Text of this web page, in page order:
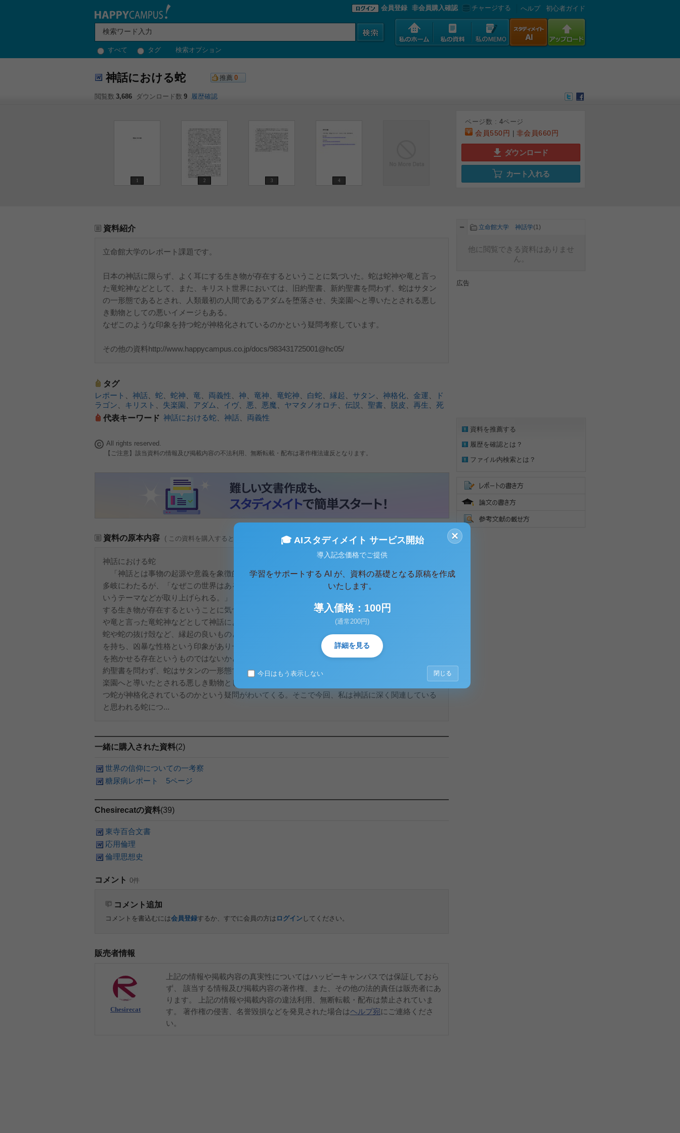
すべて タグ 検索オプション
会員登録 非会員購入確認 チャージする へルプ 初心者ガイド
神話における蛇 推薦 0
閲覧数 3,686 ダウンロード数 9 履歴確認
1 2 3 4
ページ数 : 4ページ
会員550円 非会員660円
ダウンロード
カート入れる
資料紹介
立命館大学のレポート課題です。
日本の神話に限らず、よく耳にする生き物が存在するということに気づいた。蛇は蛇神や竜と言っ
た竜蛇神などとして、また、キリスト世界においては、旧約聖書、新約聖書を問わず、蛇はサタン
の一形態であるとされ、人類最初の人間であるアダムを堕落させ、失楽園へと導いたとされる悪し
き動物としての悪いイメージもある。
なぜこのような印象を持つ蛇が神格化されているのかという疑問考察しています。
その他の資料http://www.happycampus.co.jp/docs/983431725001@hc05/
タグ
レポート
神話 蛇 蛇神 竜 両義性 神 竜神 竜蛇神 白蛇 縁起 サタン 神格化 金運
ド
ラゴン
キリスト 失楽園 アダム イヴ、 悪 悪魔 ヤマタノオロチ 伝説 聖書 脱皮 再生
死
代表キーワード 神話における蛇 神話 両義性
All rights reserved.
【ご注意】該当資料の情報及び掲載内容の不法利用、無断転載・配布は著作権法違反となります。
資料の原本内容 ( この資料を購入すると、テキストデータがみえます。 )
神話における蛇
「神話とは事物の起源や意義を象徴的に述べる説話であり、日常の習慣から国家までその対象は
多岐にわたるが、「なぜこの世界はあるのか」、「なぜ人がいるのか」、「なぜ人は死ぬのか」と
いうテーマなどが取り上げられる。」（引用）そしてこの神話には日本の神話に限らず、よく耳に
する生き物が存在するということに気づいた。私が気づいた生き物というのは蛇である。蛇は蛇神
や竜と言った竜蛇神などとして神話によく登場してくる。蛇とは昔から蛇神として考えられる白い
蛇や蛇の抜け殻など、縁起の良いものとしての蛇というものも存在するが、蛇といえば長い体に毒
を持ち、凶暴な性格という印象があり一般的な印象として、あまり良い印象はなく、人に畏敬の念
を抱かせる存在というものではないかと思われる。また、キリスト世界においては、旧約聖書、新
約聖書を問わず、蛇はサタンの一形態であるとされ、人類最初の人間であるアダムを堕落させ、失
楽園へと導いたとされる悪しき動物としての悪いイメージもある。では、なぜこのような印象を持
つ蛇が神格化されているのかという疑問がわいてくる。そこで今回、私は神話に深く関連している
と思われる蛇につ...
一緒に購入された資料(2)
世界の信仰についての一考察
糖尿病レポート 5ページ
Chesirecatの資料(39)
東寺百合文書
応用倫理
倫理思想史
コメント 0件
コメント追加
コメントを書込むには会員登録するか、すでに会員の方は ログイン してください。
販売者情報
Chesirecat
上記の情報や掲載内容の真実性についてはハッピーキャンパスでは保証しておら
ず、 該当する情報及び掲載内容の著作権、また、その他の法的責任は販売者にあ
ります。 上記の情報や掲載内容の違法利用、無断転載・配布は禁止されていま
す。 著作権の侵害、名誉毀損などを発見された場合はヘルプ宛にご連絡くださ
い。
立命館大学 神話学(1)
他に閲覧できる資料はありませ
ん。
広告
資料を推薦する
履歴を確認とは？
ファイル内検索とは？
×
🎓 AIスタディメイト サービス開始
導入記念価格でご提供
学習をサポートする AI が、資料の基礎となる原稿を作成
いたします。
導入価格：100円
(通常200円)
詳細を見る
今日はもう表示しない 閉じる